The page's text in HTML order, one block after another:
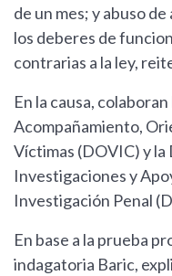
de un mes; y abuso
los deberes de
contrarias a la ley,
En la causa,
Acompañamiento,
Víctimas (DOVIC) y
Investigaciones y
Investigación Penal
En base a la prueba
indagatoria Baric,